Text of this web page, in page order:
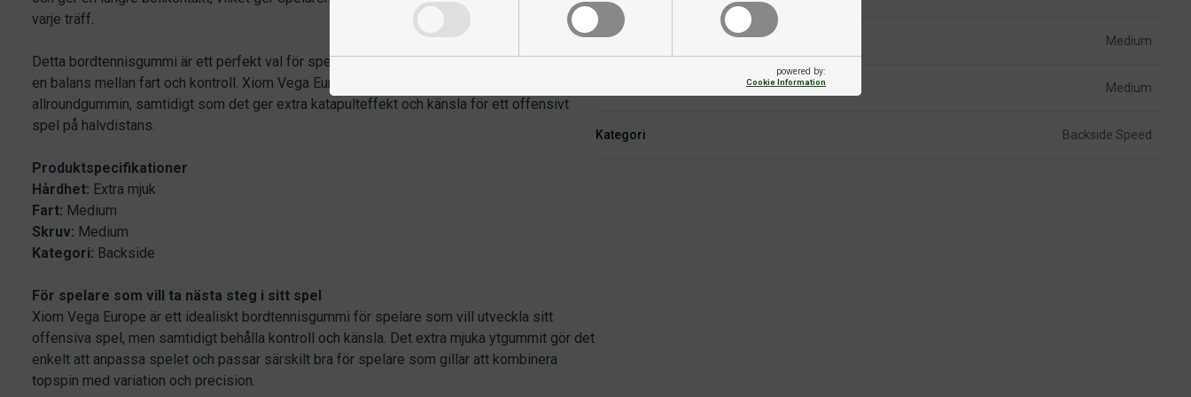
powered by:
Cookie Information
varje träff.
Detta bordtennisgummi är ett perfekt val för spelare som har utvecklat sin teknik och söker
en balans mellan fart och kontroll. Xiom Vega Europe erbjuder lite mer fart än traditionella
allroundgummin, samtidigt som det ger extra katapulteffekt och känsla för ett offensivt
spel på halvdistans.
Produktspecifikationer
Hårdhet: Extra mjuk
Fart: Medium
Skruv: Medium
Kategori: Backside
För spelare som vill ta nästa steg i sitt spel
Xiom Vega Europe är ett idealiskt bordtennisgummi för spelare som vill utveckla sitt
offensiva spel, men samtidigt behålla kontroll och känsla. Det extra mjuka ytgummit gör det
enkelt att anpassa spelet och passar särskilt bra för spelare som gillar att kombinera
topspin med variation och precision.
Fart Medium
Medium
Kategori Backside Speed